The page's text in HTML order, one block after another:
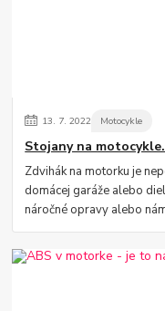
13. 7. 2022 Motocykle
Stojany na
Zdvihák na motorku je
domácej garáže alebo
náročné opravy alebo